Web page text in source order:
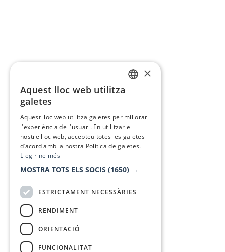
×
Aquest lloc web utilitza
galetes
Aquest lloc web utilitza galetes per millorar
l'experiència de l'usuari. En utilitzar el
nostre lloc web, accepteu totes les galetes
d’acord amb la nostra Política de galetes.
Llegir-ne més
MOSTRA TOTS ELS SOCIS (1650) →
ESTRICTAMENT NECESSÀRIES
RENDIMENT
ORIENTACIÓ
FUNCIONALITAT